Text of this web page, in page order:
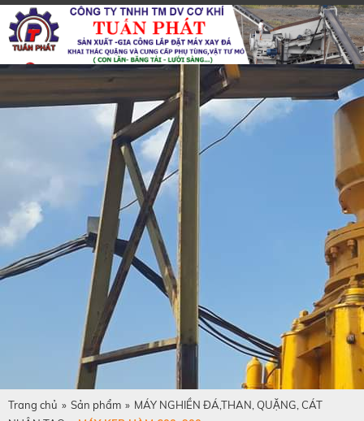
Trang chủ » Sản phẩm » MÁY NGHIỀN ĐÁ,THAN, QUẶNG, CÁT